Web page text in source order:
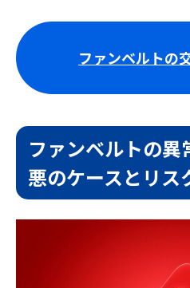
ファンベルトの
ファンベルトの異
悪のケースとリス